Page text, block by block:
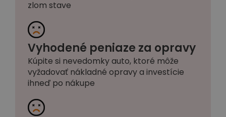
zlom stave
Vyhodené peniaze za opravy
Kúpite si nevedomky auto, ktoré môže
vyžadovať nákladné opravy a investície
ihneď po nákupe